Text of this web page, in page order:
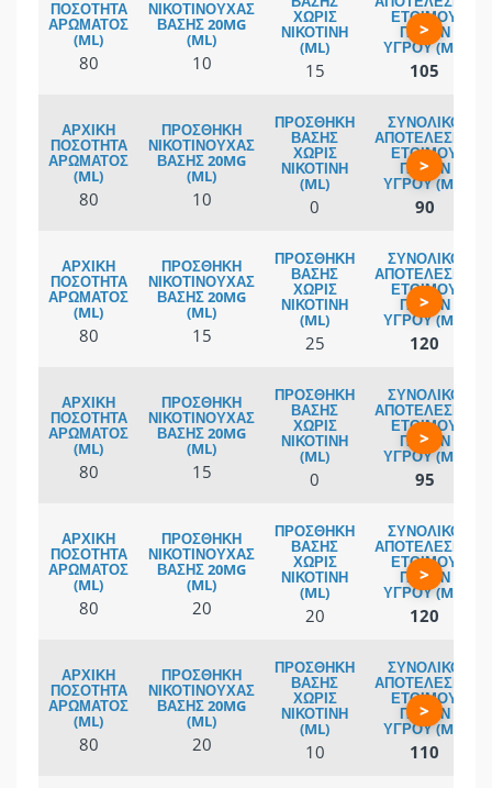
80 10 15 105
>
80 10 0 90
>
80 15 25 120
>
80 15 0 95
>
80 20 20 120
>
80 20 10 110
>